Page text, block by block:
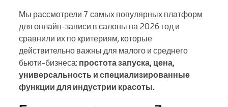
Мы рассмотрели 7 самых популярных платформ
для онлайн-записи в салоны на 2026 год и
сравнили их по критериям, которые
действительно важны для малого и среднего
бьюти-бизнеса: простота запуска, цена,
универсальность и специализированные
функции для индустрии красоты.